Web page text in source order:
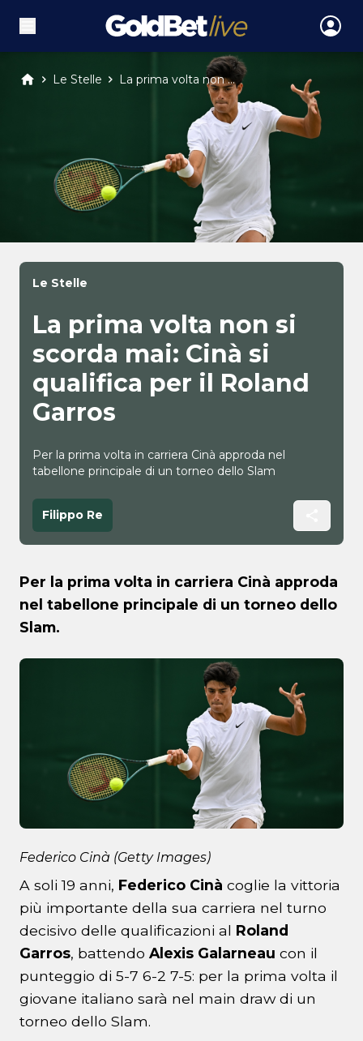
Le Stelle La prima volta non ...
Le Stelle
La prima volta non si
scorda mai: Cinà si
qualifica per il Roland
Garros
Per la prima volta in carriera Cinà approda nel
tabellone principale di un torneo dello Slam
Filippo Re
Per la prima volta in carriera Cinà approda
nel tabellone principale di un torneo dello
Slam.
Federico Cinà (Getty Images)
A soli 19 anni, Federico Cinà coglie la vittoria
più importante della sua carriera nel turno
decisivo delle qualificazioni al Roland
Garros, battendo Alexis Galarneau con il
punteggio di 5-7 6-2 7-5: per la prima volta il
giovane italiano sarà nel main draw di un
torneo dello Slam.